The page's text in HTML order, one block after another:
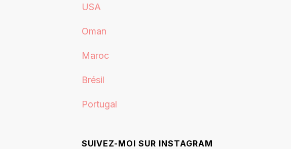
USA
Oman
Maroc
Brésil
Portugal
SUIVEZ-MOI SUR INSTAGRAM